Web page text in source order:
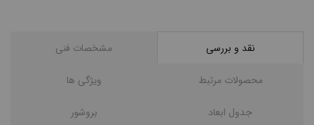
نقد و بررسی مشخصات فنی
محصولات مرتبط ویژگی ها
جدول ابعاد بروشور